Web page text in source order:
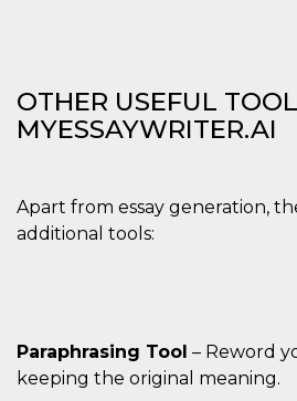
OTHER USEFUL
MYESSAYWRITER.AI
Apart from essay generation,
additional tools:
Paraphrasing Tool – Reword
keeping the original meaning.